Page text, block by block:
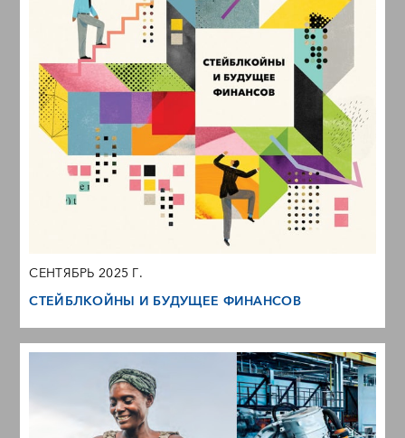
СЕНТЯБРЬ 2025 Г.
СТЕЙБЛКОЙНЫ И БУДУЩЕЕ ФИНАНСОВ